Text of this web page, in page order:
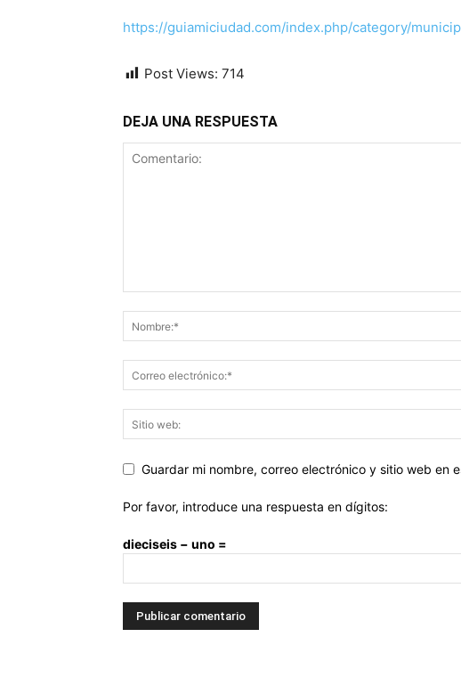
https://guiamiciudad.com/index.php/category/
Post Views: 714
DEJA UNA RESPUESTA
Guardar mi nombre, correo electrónico y sitio web en
Por favor, introduce una respuesta en dígitos:
dieciseis − uno =